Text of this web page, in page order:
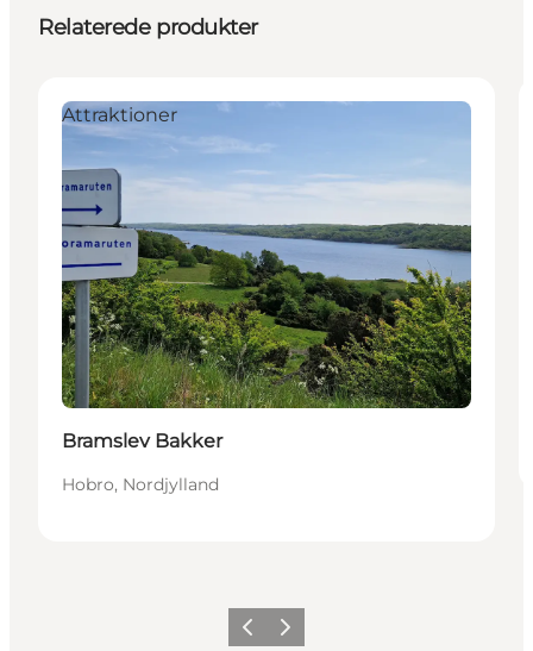
Relaterede produkter
Attraktioner
Bramslev Bakker
Hobro, Nordjylland
ForrigeNæste